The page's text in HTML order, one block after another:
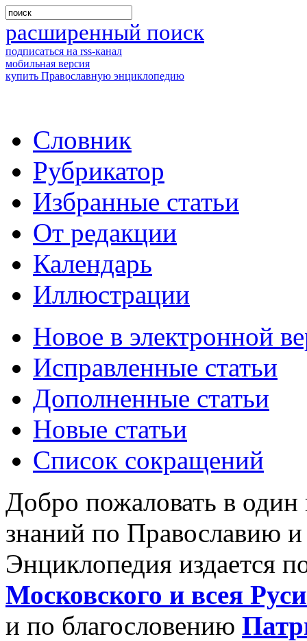
расширенный поиск
подписаться на rss-канал
мобильная версия
купить Православную энциклопедию
Словник
Рубрикатор
Избранные статьи
От редакции
Календарь
Иллюстрации
Новое в электронной
Исправленные статьи
Дополненные статьи
Новые статьи
Список сокращений
Добро пожаловать в
знаний по Православию
Энциклопедия издается
Московского и всея
и по благословению